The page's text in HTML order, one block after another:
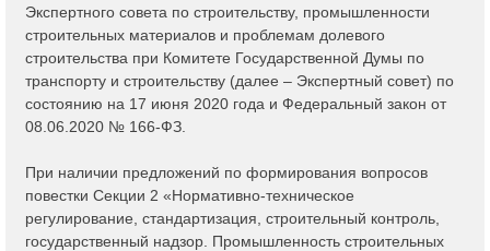
Экспертного совета по строительству, промышленности
строительных материалов и проблемам долевого
строительства при Комитете Государственной Думы по
транспорту и строительству (далее – Экспертный совет) по
состоянию на 17 июня 2020 года и Федеральный закон от
08.06.2020 № 166-ФЗ.
При наличии предложений по формирования вопросов
повестки Секции 2 «Нормативно-техническое
регулирование, стандартизация, строительный контроль,
государственный надзор. Промышленность строительных